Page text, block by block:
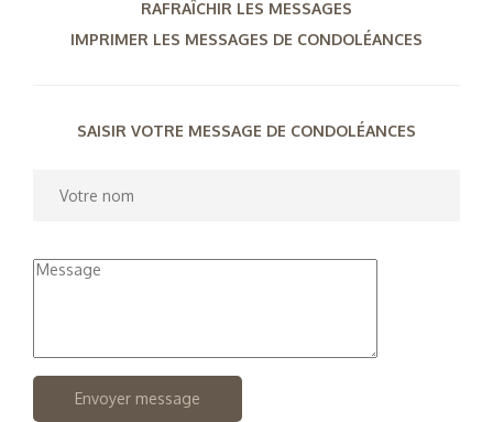
RAFRAÎCHIR LES MESSAGES
IMPRIMER LES MESSAGES DE CONDOLÉANCES
SAISIR VOTRE MESSAGE DE CONDOLÉANCES